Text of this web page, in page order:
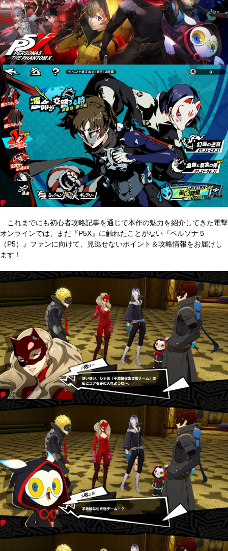
これまでにも初心者攻略記事を通じて本作の魅力を紹介してきた電撃
オンラインでは、まだ『P5X』に触れたことがない『ペルソナ５
（P5）』ファンに向けて、見逃せないポイント＆攻略情報をお届けし
ます！